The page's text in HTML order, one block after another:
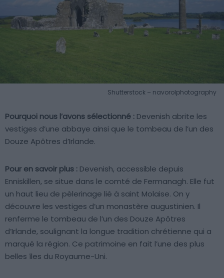
Shutterstock – navorolphotography
Pourquoi nous l’avons sélectionné : Devenish abrite les
vestiges d’une abbaye ainsi que le tombeau de l’un des
Douze Apôtres d’Irlande.
Pour en savoir plus : Devenish, accessible depuis
Enniskillen, se situe dans le comté de Fermanagh. Elle fut
un haut lieu de pèlerinage lié à saint Molaise. On y
découvre les vestiges d’un monastère augustinien. Il
renferme le tombeau de l’un des Douze Apôtres
d’Irlande, soulignant la longue tradition chrétienne qui a
marqué la région. Ce patrimoine en fait l’une des plus
belles îles du Royaume-Uni.